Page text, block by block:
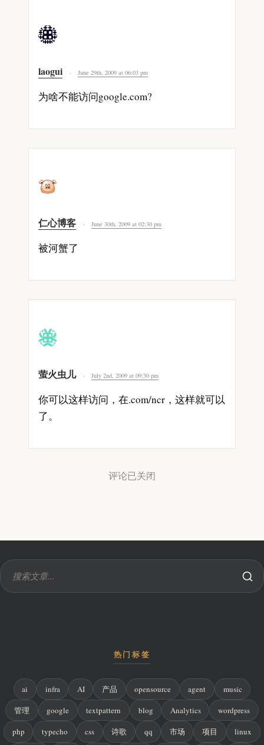
laogui June 29th, 2009 at 06:03 pm
为啥不能访问google.com?
仁心博客 June 30th, 2009 at 02:30 pm
被河蟹了
萤火虫儿 July 2nd, 2009 at 09:30 pm
你可以这样访问，在.com/ncr，这样就可以
了。
评论已关闭
热门标签
ai infra AI 产品 opensource agent music
管理 google textpattern blog Analytics wordpress
php typecho css 诗歌 qq 市场 项目 linux